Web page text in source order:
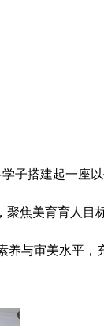
子搭建起一座
聚焦美育育人目
养与审美水平，